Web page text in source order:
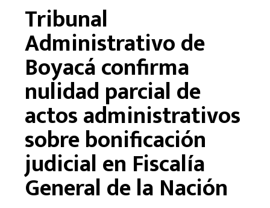
Tribunal
Administrativo de
Boyacá confirma
nulidad parcial de
actos administrativos
sobre bonificación
judicial en Fiscalía
General de la Nación